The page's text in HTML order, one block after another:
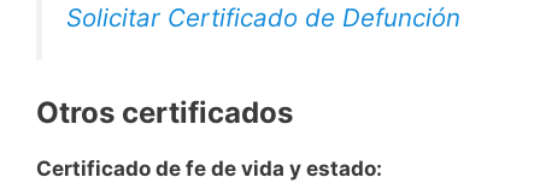
Solicitar Certificado de Defunción
Otros certificados
Certificado de fe de vida y estado: